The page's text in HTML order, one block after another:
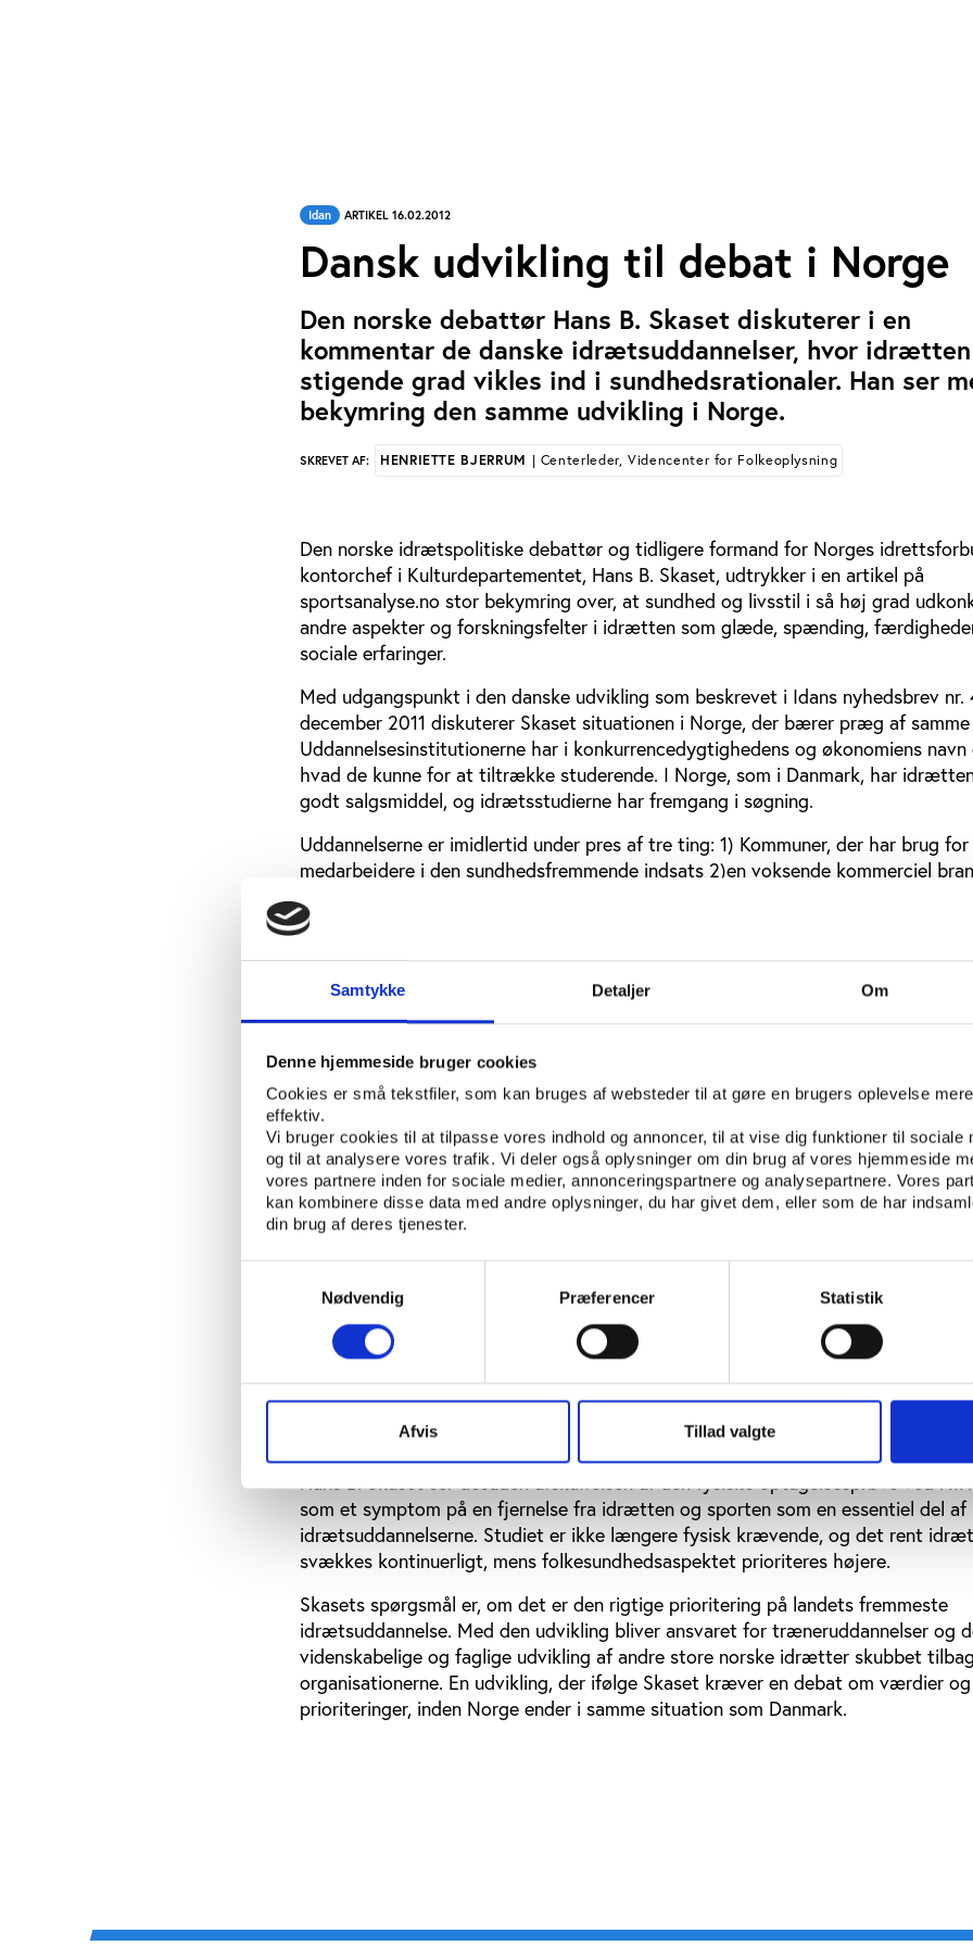
Samtykke Detaljer Om
Denne hjemmeside bruger cookies
Cookies er små tekstfiler, som kan bruges af websteder til at gøre en brugers oplevelse mere
effektiv.
Vi bruger cookies til at tilpasse vores indhold og annoncer, til at vise dig funktioner til sociale
og til at analysere vores trafik. Vi deler også oplysninger om din brug af vores hjemmeside
vores partnere inden for sociale medier, annonceringspartnere og analysepartnere. Vores
kan kombinere disse data med andre oplysninger, du har givet dem, eller som de har
din brug af deres tjenester.
Nødvendig
Præferencer Statistik
Afvis Tillad valgte
Idan ARTIKEL 16.02.2012
Dansk udvikling til debat i Norge
Den norske debattør Hans B. Skaset diskuterer i en
kommentar de danske idrætsuddannelser, hvor
stigende grad vikles ind i sundhedsrationaler. Han ser
bekymring den samme udvikling i Norge.
SKREVET AF: HENRIETTE BJERRUM | Centerleder, Videncenter for Folkeoplysning
Den norske idrætspolitiske debattør og tidligere formand for Norges
kontorchef i Kulturdepartementet, Hans B. Skaset, udtrykker i en artikel på
sportsanalyse.no stor bekymring over, at sundhed og livsstil i så høj grad
andre aspekter og forskningsfelter i idrætten som glæde, spænding,
sociale erfaringer.
Med udgangspunkt i den danske udvikling som beskrevet i Idans nyhedsbrev nr.
december 2011 diskuterer Skaset situationen i Norge, der bærer præg af
Uddannelsesinstitutionerne har i konkurrencedygtighedens og økonomiens
hvad de kunne for at tiltrække studerende. I Norge, som i Danmark, har
godt salgsmiddel, og idrætsstudierne har fremgang i søgning.
Uddannelserne er imidlertid under pres af tre ting: 1) Kommuner, der har brug for
medarbejdere i den sundhedsfremmende indsats 2)en voksende kommerciel
en udeblevet efterspørgsel på medarbejdere i idrætslivet.
Efterspørgslen på arbejdskraft i Norges idrætsliv er ikke steget gennem de
Som i Danmark er idrætten i stor udstrækning organiseret gennem foreninger
arbejdskraft. Økonomien i de forskellige foreninger er gennemgående anstrengt,
næsten ingen lokale jobs at få.
Presset hen mod sundhedsfokuseringen får dermed let spil, vurderer Skaset. Den
kommercielle sektor søger at legitimere sig selv gennem øget faglighed og fokus
sundhed. Samtidigt er der konkret efterspørgsel på medarbejdere, der kan være
løse problemerne med fysisk inaktivitet og folkesundhed fra den offentlige
Norges Idrettshøgskole (NIH)
I modsætning til Danmark har Norge gennem længere tid forsøgt at skabe
de videnskabelige uddannelser og eliteidrætten.
Gennem en træneruddannelse, der målrettet giver idrætsspecifikke
idrætsfaglige kompetencer ville Norges Idrettshøgskole (NIH) højne niveauet af
Norge. Skaset sætter spørgsmålstegn ved om det er lykkedes. Kun ca. 15 pct. af
afgangsårgang på bachelorstudiet har valgt træneruddannelsen. Langt de fleste
har fodbold som speciale. En faktor, der afspejler, at fodbolden som idrætsgren
tradition for stor betalingsvillighed og mere professionalisering end andre
Hans B. Skaset ser desuden afskaffelsen af den fysiske optagelsesprøve ved
som et symptom på en fjernelse fra idrætten og sporten som en essentiel del af
idrætsuddannelserne. Studiet er ikke længere fysisk krævende, og det rent
svækkes kontinuerligt, mens folkesundhedsaspektet prioriteres højere.
Skasets spørgsmål er, om det er den rigtige prioritering på landets fremmeste
idrætsuddannelse. Med den udvikling bliver ansvaret for træneruddannelser og
videnskabelige og faglige udvikling af andre store norske idrætter skubbet
organisationerne. En udvikling, der ifølge Skaset kræver en debat om værdier og
prioriteringer, inden Norge ender i samme situation som Danmark.